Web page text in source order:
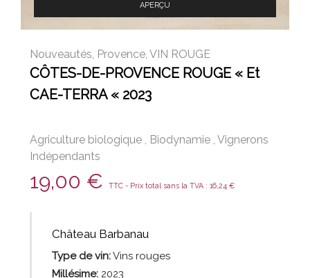
APERÇU
Nouveautés, Provence, VIN ROUGE
CÔTES-DE-PROVENCE ROUGE « Et
CAE-TERRA « 2023
Agriculture biologique Biodynamie Vignerons
Indépendants
19,00 € TTC - Prix total sans la TVA : 16,24 €
Château Barbanau
Type de vin:Vins rouges
Millésime:2023